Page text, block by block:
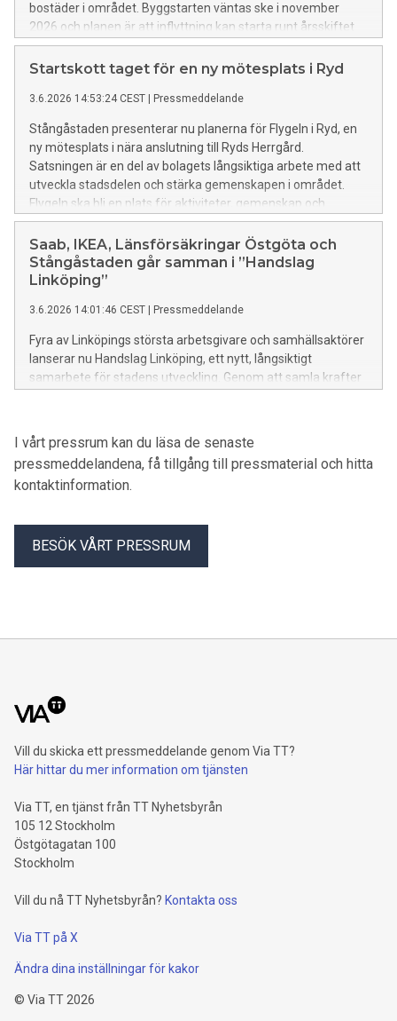
bostäder i området. Byggstarten väntas ske i november
2026 och planen är att inflyttning kan starta runt årsskiftet
2028/2029. Sedan tidigare har Stångåstaden byggt 210
bostäder i området som alla är uthyrda.
Startskott taget för en ny mötesplats i Ryd
3.6.2026 14:53:24 CEST Pressmeddelande
Stångåstaden presenterar nu planerna för Flygeln i Ryd, en
ny mötesplats i nära anslutning till Ryds Herrgård.
Satsningen är en del av bolagets långsiktiga arbete med att
utveckla stadsdelen och stärka gemenskapen i området.
Flygeln ska bli en plats för aktiviteter, gemenskap och
utvecklas i nära dialog med föreningsliv, näringsliv och andra
lokala aktörer. Invigningen planeras till sommaren 2027.
Saab, IKEA, Länsförsäkringar Östgöta och
Stångåstaden går samman i ”Handslag
Linköping”
3.6.2026 14:01:46 CEST Pressmeddelande
Fyra av Linköpings största arbetsgivare och samhällsaktörer
lanserar nu Handslag Linköping, ett nytt, långsiktigt
samarbete för stadens utveckling. Genom att samla krafter
Linköping.
I vårt pressrum kan du läsa de senaste
pressmeddelandena, få tillgång till pressmaterial och hitta
kontaktinformation.
BESÖK VÅRT PRESSRUM
Vill du skicka ett pressmeddelande genom Via TT?
Här hittar du mer information om tjänsten
Via TT, en tjänst från TT Nyhetsbyrån
105 12 Stockholm
Östgötagatan 100
Stockholm
Vill du nå TT Nyhetsbyrån? Kontakta oss
Via TT på X
Ändra dina inställningar för kakor
© Via TT2026